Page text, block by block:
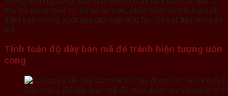
như tải trọng thiết kế, hệ số an toàn, phần trăm lệch trung bình,
đảm bảo không vượt quá giới hạn chịu tải của vật liệu làm bản
mã.
Tính toán độ dày bản mã để tránh hiện tượng uốn
cong
Cần chú ý độ dày bản mã để chịu được lực và tránh bị